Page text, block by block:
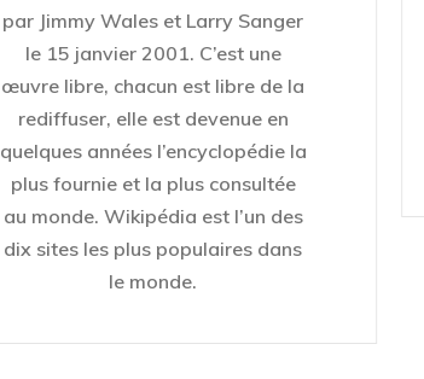
par Jimmy Wales et Larry Sanger
le 15 janvier 2001. C’est une
œuvre libre, chacun est libre de la
rediffuser, elle est devenue en
quelques années l’encyclopédie la
plus fournie et la plus consultée
au monde. Wikipédia est l’un des
dix sites les plus populaires dans
le monde.